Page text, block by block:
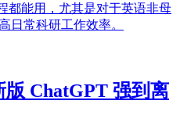
都能用，尤其是对于英语非母
日常科研工作效率。
版 ChatGPT 强到离